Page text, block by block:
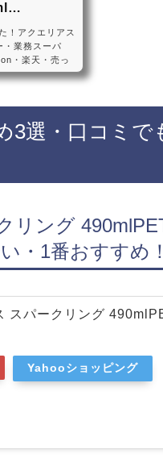
！アクエリアス
・業務スーパ
・楽天・売っ
は、ドンキホ
リアス エアー
3選・口コミで
リング
・1番おすすめ！
スパークリング
Yahooショッピング